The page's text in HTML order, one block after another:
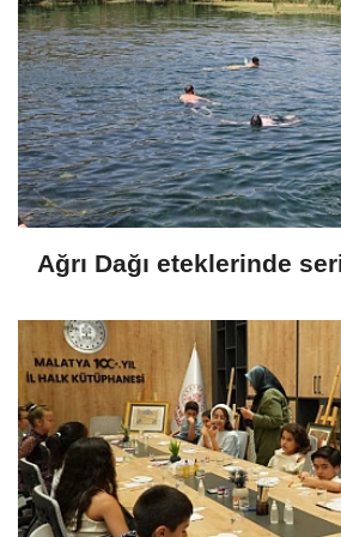
Ağrı Dağı eteklerinde